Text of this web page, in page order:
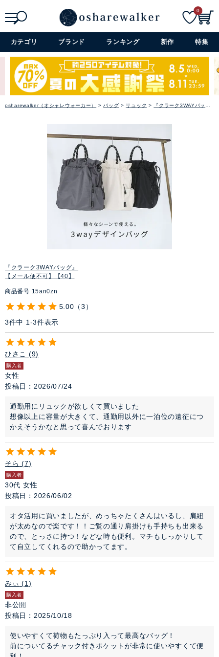
詳細検索+
0
カテゴリ ブランド ランキング 新作 特集
雑誌掲載アイテム
閉じる
osharewalker（オシャレウォーカー） バッグ リュック 『クラーク3WAYバッグ』【メール便不可】【40】
『クラーク3WAYバッグ』
【メール便不可】【40】
商品番号 15an0zn
5.00
3
3件中 1-3件表示
ひさこ 9
購入者
女性
投稿日
2026/07/24
通勤用にリュックが欲しくて買いました
想像以上に容量が大きくて、通勤用以外に一泊位の遠征につ
かえそうかなと思って喜んでおります
そら 7
購入者
30代 女性
投稿日
2026/06/02
オタ活用に買いましたが、めっちゃたくさんはいるし、肩紐
が太めなので楽です！！ご覧の通り肩掛けも手持ちも出来る
ので、とっさに持つ！などな時も便利。マチもしっかりして
て自立してくれるので助かってます。
みぃ 1
購入者
非公開
投稿日
2025/10/18
使いやすくて荷物もたっぷり入って最高なバッグ！
前についてるチャック付きポケットが非常に使いやすくて便